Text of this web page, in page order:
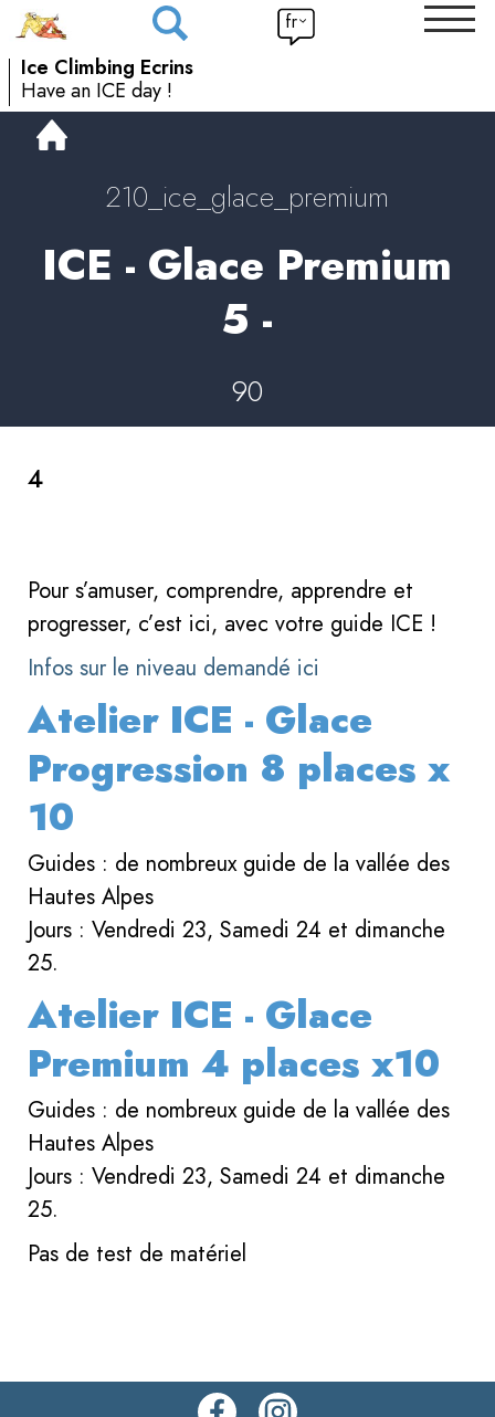
Ice Climbing Ecrins
Have an ICE day !
fr
210_ice_glace_premium
ICE - Glace Premium
5 -
90
4
Pour s’amuser, comprendre, apprendre et
progresser, c’est ici, avec votre guide ICE !
Infos sur le niveau demandé ici
Atelier ICE - Glace
Progression 8 places x
10
Guides : de nombreux guide de la vallée des
Hautes Alpes
Jours : Vendredi 23, Samedi 24 et dimanche
25.
Atelier ICE - Glace
Premium 4 places x10
Guides : de nombreux guide de la vallée des
Hautes Alpes
Jours : Vendredi 23, Samedi 24 et dimanche
25.
Pas de test de matériel